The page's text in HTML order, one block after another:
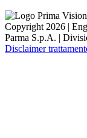
Copyright 2026 |
Parma S.p.A. |
Disclaimer